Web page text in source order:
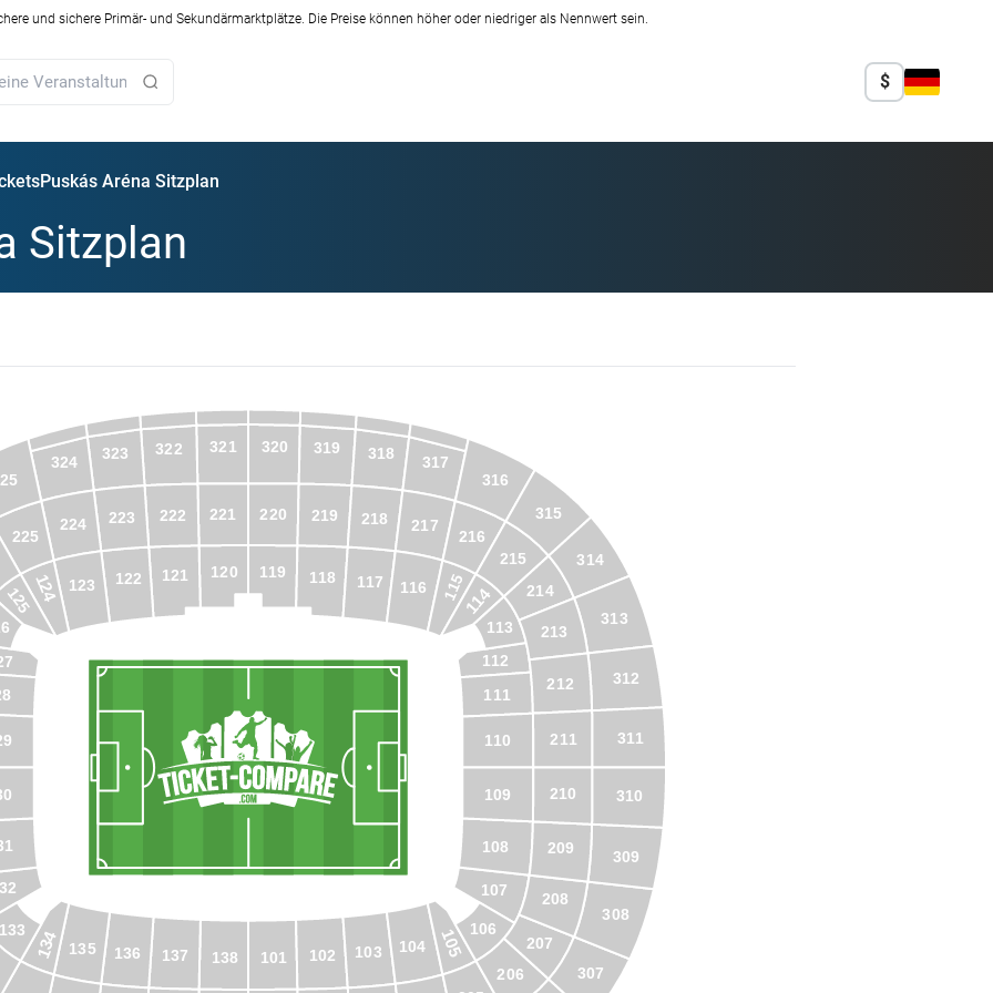
und sichere Primär- und Sekundärmarktplätze. Die Preise können höher oder niedriger als Nennwert sein.
$
Puskás Aréna Sitzplan
Sitzplan
101 102 103 104 105 106
107
108
109
110
111
112
113
114
115
116
117
118
119
120
121
122
123
124
125
133 134 135 136 137 138
206
207
208
209
210
211
212
213
214
215
216
217
218
219
220
221
222
223
224
225
307
308
309
310
311
312
313
314
315
316
317
318
319
320
321
322
323
324